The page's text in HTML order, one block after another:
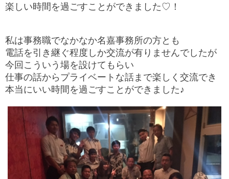
楽しい時間を過ごすことができました♡！
私は事務職でなかなか名嘉事務所の方とも
電話を引き継ぐ程度しか交流が有りませんでしたが
今回こういう場を設けてもらい
仕事の話からプライベートな話まで楽しく交流でき
本当にいい時間を過ごすことができました♪